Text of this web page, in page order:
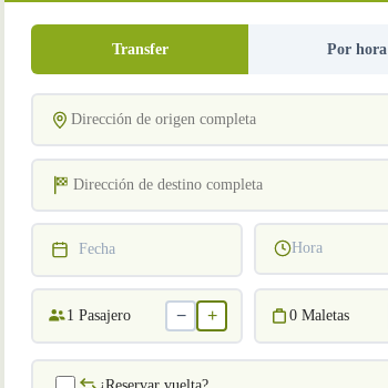
Transfer Por hora
Fecha Hora
1 Pasajero − + 0 Maletas